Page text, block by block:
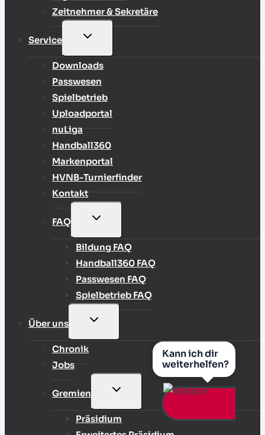
Kann ich dir
weiterhelfen?
Zeitnehmer & Sekretäre
Service
UNTERMENÜ
Downloads
Passwesen
Spielbetrieb
Uploadportal
nuLiga
Handball360
Markenportal
HVNB-Turnierfinder
Kontakt
FAQ
UNTERMENÜ
Bildung FAQ
Handball360 FAQ
Passwesen FAQ
Spielbetrieb FAQ
Über uns
UNTERMENÜ
Chronik
Jobs
Gremien
UNTERMENÜ
UMSCHALTEN
Präsidium